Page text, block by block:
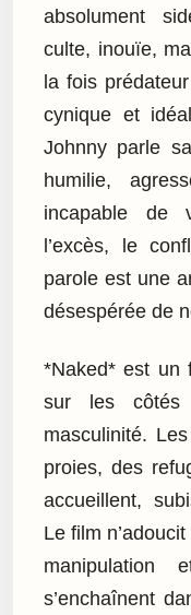
absolument
culte, inouïe,
la fois
cynique et
Johnny parle
humilie,
incapable de
l’excès, le
parole est une
désespérée de
*Naked* est un
sur les
masculinité.
proies, des
accueillent,
Le film
manipulation
s’enchaînent